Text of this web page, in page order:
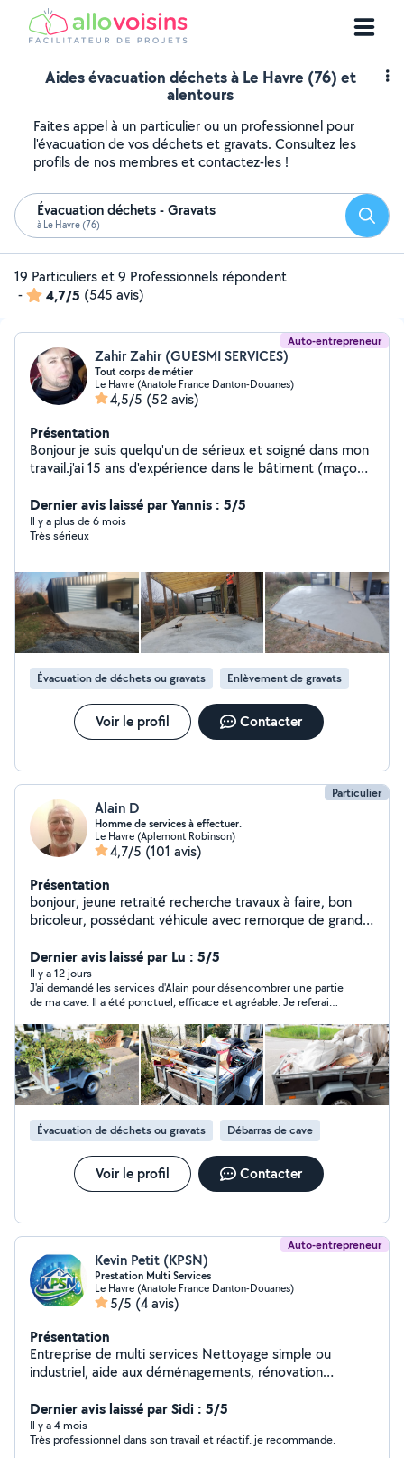
Aides évacuation déchets à Le Havre (76) et
alentours
Faites appel à un particulier ou un professionnel pour
l'évacuation de vos déchets et gravats. Consultez les
profils de nos membres et contactez-les !
Évacuation déchets - Gravats
à Le Havre (76)
19 Particuliers et 9 Professionnels répondent
-
4,7/5 (545 avis)
Auto-entrepreneur
Zahir Zahir (GUESMI SERVICES)
Tout corps de métier
Le Havre (Anatole France Danton-Douanes)
4,5/5 (52 avis)
Présentation
Bonjour je suis quelqu'un de sérieux et soigné dans mon
travail.j'ai 15 ans d'expérience dans le bâtiment (maçon
toiture, plomberie, montage de meubles, peinture,
placoplâtre , étanchéité, terrasse.
Dernier avis laissé par Yannis : 5/5
Il y a plus de 6 mois
Très sérieux
Évacuation de déchets ou gravats Enlèvement de gravats
Voir le profil Contacter
Particulier
Alain D
Homme de services à effectuer.
Le Havre (Aplemont Robinson)
4,7/5 (101 avis)
Présentation
bonjour, jeune retraité recherche travaux à faire, bon
bricoleur, possédant véhicule avec remorque de grande
Dernier avis laissé par Lu : 5/5
Il y a 12 jours
J'ai demandé les services d'Alain pour désencombrer une partie
de ma cave. Il a été ponctuel, efficace et agréable. Je referai
Évacuation de déchets ou gravats Débarras de cave
Voir le profil Contacter
Auto-entrepreneur
Kevin Petit (KPSN)
Prestation Multi Services
Le Havre (Anatole France Danton-Douanes)
5/5 (4 avis)
Présentation
Entreprise de multi services Nettoyage simple ou
industriel, aide aux déménagements, rénovation
Dernier avis laissé par Sidi : 5/5
Il y a 4 mois
Très professionnel dans son travail et réactif. je recommande.